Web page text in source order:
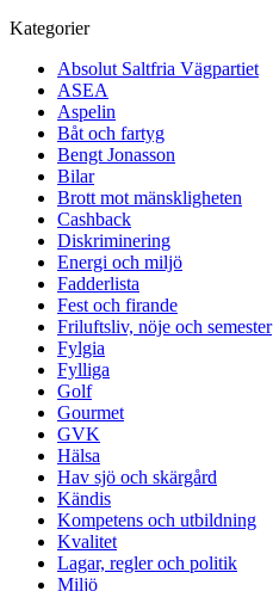
Kategorier
Absolut Saltfria Vägpartiet
ASEA
Aspelin
Båt och fartyg
Bengt Jonasson
Bilar
Brott mot mänskligheten
Cashback
Diskriminering
Energi och miljö
Fadderlista
Fest och firande
Friluftsliv, nöje och semester
Fylgia
Fylliga
Golf
Gourmet
GVK
Hälsa
Hav sjö och skärgård
Kändis
Kompetens och utbildning
Kvalitet
Lagar, regler och politik
Miljö